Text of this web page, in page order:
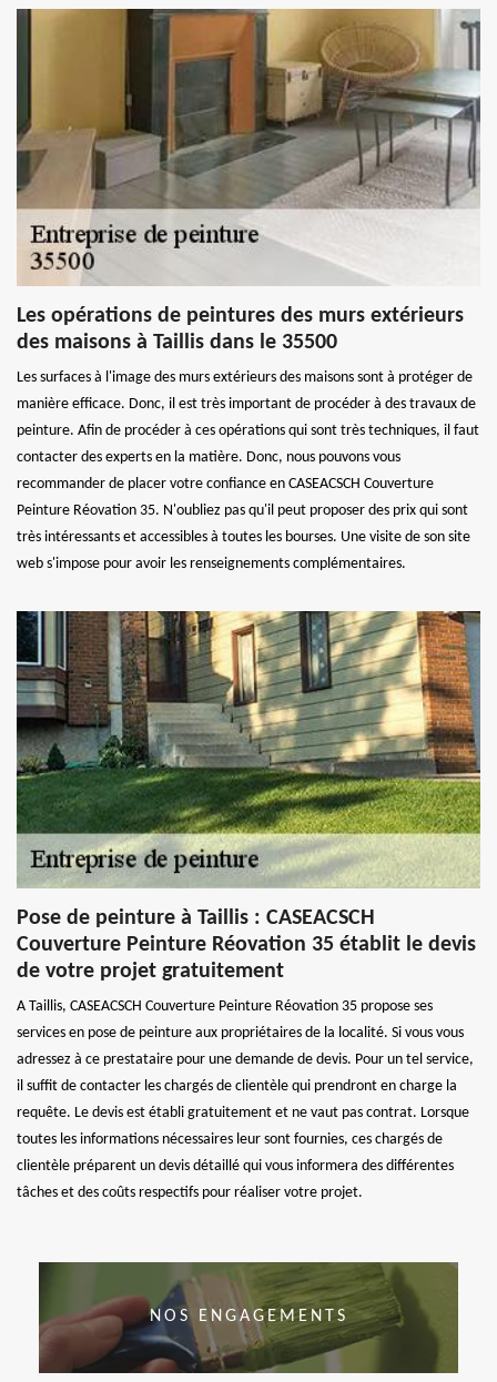
Les opérations de peintures des murs extérieurs
des maisons à Taillis dans le 35500
Les surfaces à l'image des murs extérieurs des maisons sont à protéger de
manière efficace. Donc, il est très important de procéder à des travaux de
peinture. Afin de procéder à ces opérations qui sont très techniques, il faut
contacter des experts en la matière. Donc, nous pouvons vous
recommander de placer votre confiance en CASEACSCH Couverture
Peinture Réovation 35. N'oubliez pas qu'il peut proposer des prix qui sont
très intéressants et accessibles à toutes les bourses. Une visite de son site
web s'impose pour avoir les renseignements complémentaires.
Pose de peinture à Taillis : CASEACSCH
Couverture Peinture Réovation 35 établit le devis
de votre projet gratuitement
A Taillis, CASEACSCH Couverture Peinture Réovation 35 propose ses
services en pose de peinture aux propriétaires de la localité. Si vous vous
adressez à ce prestataire pour une demande de devis. Pour un tel service,
il suffit de contacter les chargés de clientèle qui prendront en charge la
requête. Le devis est établi gratuitement et ne vaut pas contrat. Lorsque
toutes les informations nécessaires leur sont fournies, ces chargés de
clientèle préparent un devis détaillé qui vous informera des différentes
tâches et des coûts respectifs pour réaliser votre projet.
NOS ENGAGEMENTS